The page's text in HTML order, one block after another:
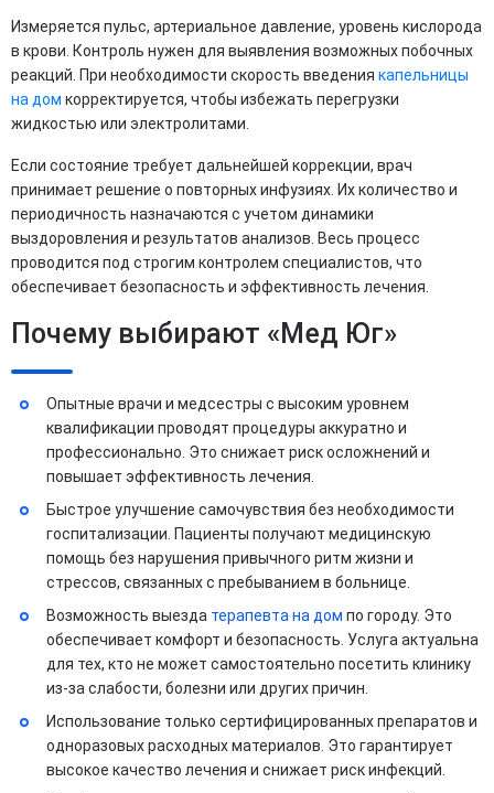
Измеряется пульс, артериальное давление, уровень кислорода
в крови. Контроль нужен для выявления возможных побочных
реакций. При необходимости скорость введения капельницы
на дом корректируется, чтобы избежать перегрузки
жидкостью или электролитами.
Если состояние требует дальнейшей коррекции, врач
принимает решение о повторных инфузиях. Их количество и
периодичность назначаются с учетом динамики
выздоровления и результатов анализов. Весь процесс
проводится под строгим контролем специалистов, что
обеспечивает безопасность и эффективность лечения.
Почему выбирают «Мед Юг»
Опытные врачи и медсестры с высоким уровнем
квалификации проводят процедуры аккуратно и
профессионально. Это снижает риск осложнений и
повышает эффективность лечения.
Быстрое улучшение самочувствия без необходимости
госпитализации. Пациенты получают медицинскую
помощь без нарушения привычного ритм жизни и
стрессов, связанных с пребыванием в больнице.
Возможность выезда терапевта на дом по городу. Это
обеспечивает комфорт и безопасность. Услуга актуальна
для тех, кто не может самостоятельно посетить клинику
из-за слабости, болезни или других причин.
Использование только сертифицированных препаратов и
одноразовых расходных материалов. Это гарантирует
высокое качество лечения и снижает риск инфекций.